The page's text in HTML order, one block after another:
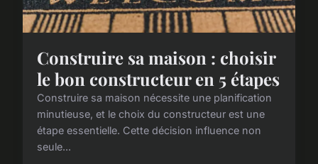
Construire sa maison : choisir
le bon constructeur en 5 étapes
Construire sa maison nécessite une planification
minutieuse, et le choix du constructeur est une
étape essentielle. Cette décision influence non
seule...